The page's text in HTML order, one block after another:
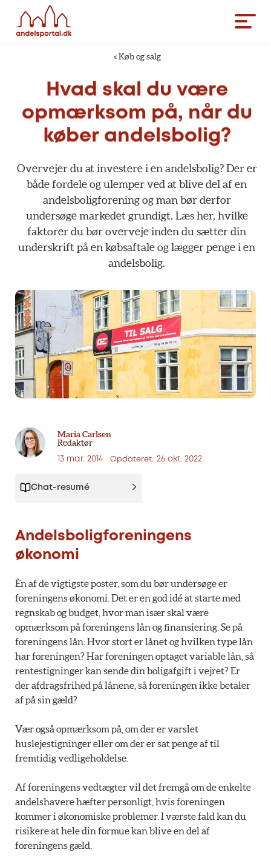
« Køb og salg
Hvad skal du være
opmærksom på, når du
køber andelsbolig?
Overvejer du at investere i en andelsbolig? Der er
både fordele og ulemper ved at blive del af en
andelsboligforening og man bør derfor
undersøge markedet grundigt. Læs her, hvilke
faktorer du bør overveje inden du sætter din
underskrift på en købsaftale og lægger penge i en
andelsbolig.
Maria Carlsen
Redaktør
13 mar. 2014 Opdateret: 26 okt. 2022
Chat-resumé
Andelsboligforeningens
økonomi
Èn af de vigtigste poster, som du bør undersøge er
foreningens økonomi. Det er en god idé at starte med
regnskab og budget, hvor man især skal være
opmærksom på foreningens lån og finansiering. Se på
foreningens lån: Hvor stort er lånet og hvilken type lån
har foreningen? Har foreningen optaget variable lån, så
rentestigninger kan sende din boligafgift i vejret? Er
der afdragsfrihed på lånene, så foreningen ikke betaler
af på sin gæld?
Vær også opmærksom på, om der er varslet
huslejestigninger eller om der er sat penge af til
fremtidig vedligeholdelse.
Af foreningens vedtægter vil det fremgå om de enkelte
andelshavere hæfter personligt, hvis foreningen
kommer i økonomiske problemer. I værste fald kan du
risikere at hele din formue kan blive en del af
foreningens gæld.